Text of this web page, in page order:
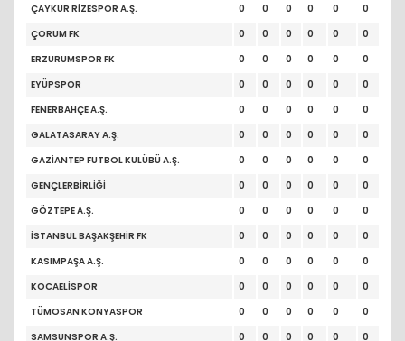
ÇAYKUR RİZESPOR A.Ş.
0 0 0 0 0
0
ÇORUM FK
0 0 0 0 0
0
ERZURUMSPOR FK
0 0 0 0 0
0
EYÜPSPOR
0 0 0 0 0
0
FENERBAHÇE A.Ş.
0 0 0 0 0
0
GALATASARAY A.Ş.
0 0 0 0 0
0
GAZİANTEP FUTBOL KULÜBÜ A.Ş.
0 0 0 0 0
0
GENÇLERBİRLİĞİ
0 0 0 0 0
0
GÖZTEPE A.Ş.
0 0 0 0 0
0
İSTANBUL BAŞAKŞEHİR FK
0 0 0 0 0
0
KASIMPAŞA A.Ş.
0 0 0 0 0
0
KOCAELİSPOR
0 0 0 0 0
0
TÜMOSAN KONYASPOR
0 0 0 0 0
0
SAMSUNSPOR A.Ş.
0 0 0 0 0
0